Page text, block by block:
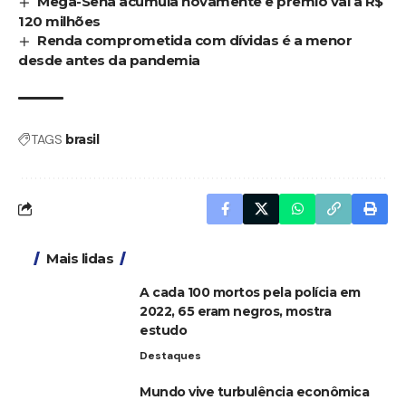
120 milhões
Renda comprometida com dívidas é a menor
desde antes da pandemia
TAGS brasil
Mais lidas
A cada 100 mortos pela polícia em
2022, 65 eram negros, mostra
estudo
Destaques
Mundo vive turbulência econômica